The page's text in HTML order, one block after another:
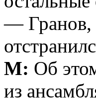
— Гранов,
М: Об
из